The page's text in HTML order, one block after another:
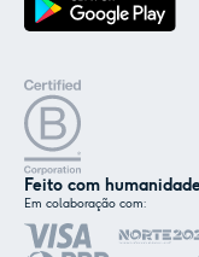
Feito com
Em colaboração com:
Nós e os nossos